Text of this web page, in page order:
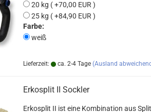
20 kg ( +70,00 EUR )
25 kg ( +84,90 EUR )
Farbe:
weiß
Lieferzeit: ca. 2-4 Tage (Ausland
Erkosplit II Sockler
Erkosplit II ist eine Kombination aus